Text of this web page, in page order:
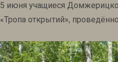
5 июня учащиеся
«Тропа открытий»,